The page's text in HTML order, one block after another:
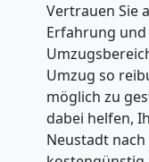
Vertrauen Sie
Erfahrung und
Umzug so
möglich zu
dabei helfen,
Neustadt